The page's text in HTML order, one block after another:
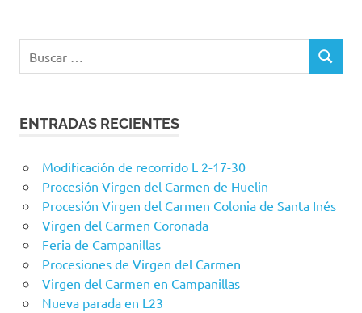
BUSCAR
ENTRADAS RECIENTES
Modificación de recorrido L 2-17-30
Procesión Virgen del Carmen de Huelin
Procesión Virgen del Carmen Colonia de Santa Inés
Virgen del Carmen Coronada
Feria de Campanillas
Procesiones de Virgen del Carmen
Virgen del Carmen en Campanillas
Nueva parada en L23